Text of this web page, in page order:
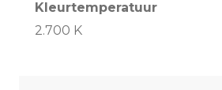
Kleurtemperatuur
2.700 K